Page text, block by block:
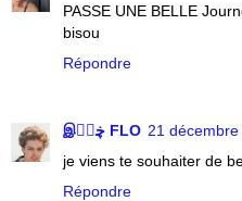
PASSE UNE BELLE
bisou
Répondre
இڿڰۣ FLO 21
je viens te souhaiter de
Répondre